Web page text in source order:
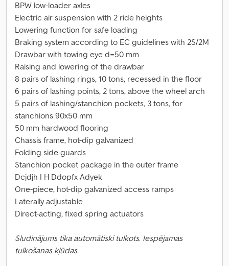
BPW low-loader axles
Electric air suspension with 2 ride heights
Lowering function for safe loading
Braking system according to EC guidelines with 2S/2M
Drawbar with towing eye d=50 mm
Raising and lowering of the drawbar
8 pairs of lashing rings, 10 tons, recessed in the floor
6 pairs of lashing points, 2 tons, above the wheel arch
5 pairs of lashing/stanchion pockets, 3 tons, for
stanchions 90x50 mm
50 mm hardwood flooring
Chassis frame, hot-dip galvanized
Folding side guards
Stanchion pocket package in the outer frame
Dcjdjh I H Ddopfx Adyek
One-piece, hot-dip galvanized access ramps
Laterally adjustable
Direct-acting, fixed spring actuators
Sludinājums tika automātiski tulkots. Iespējamas
tulkošanas kļūdas.